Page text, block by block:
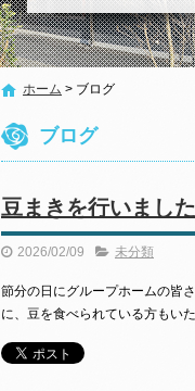
ホーム > ブログ
ブログ
豆まきを行いました
2026/02/09 未分類
節分の日にグループホームの皆
に、豆を食べられている方もい